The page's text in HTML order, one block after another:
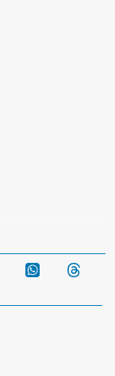
Telegram WhatsApp